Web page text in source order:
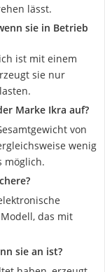
lässt.
sie in Betrieb
ist mit einem
sie nur
Marke Ikra auf?
von
wenig
möglich.
das mit
sie an ist?